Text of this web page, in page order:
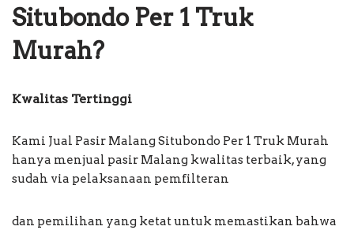
Situbondo Per 1 Truk
Murah?
Kwalitas Tertinggi
Kami Jual Pasir Malang Situbondo Per 1 Truk Murah
hanya menjual pasir Malang kwalitas terbaik, yang
sudah via pelaksanaan pemfilteran
dan pemilihan yang ketat untuk memastikan bahwa